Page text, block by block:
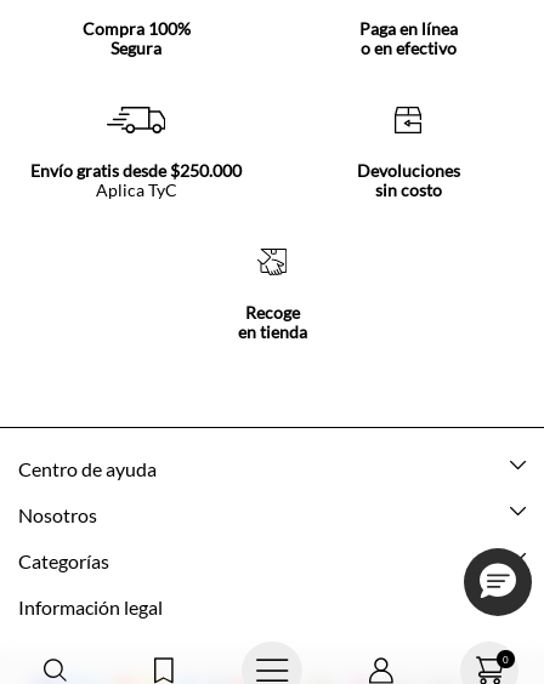
0
Compra 100%
Segura
Paga en línea
o en efectivo
Envío gratis desde $250.000
Aplica TyC
Devoluciones
sin costo
Recoge
en tienda
Centro de ayuda
Mis pedidos
Cómo comprar
Nosotros
Acerca de Tennis
Tns Friends
Categorías
Nuevo
Información legal